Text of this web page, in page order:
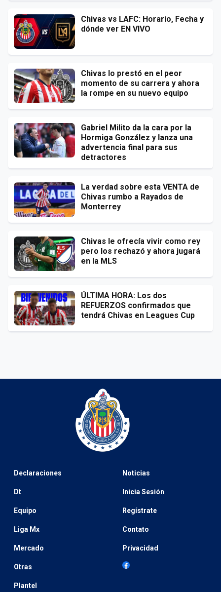
Chivas vs LAFC: Horario, Fecha y
dónde ver EN VIVO
Chivas lo prestó en el peor
momento de su carrera y ahora
la rompe en su nuevo equipo
Gabriel Milito da la cara por la
Hormiga González y lanza una
advertencia final para sus
detractores
La verdad sobre esta VENTA de
Chivas rumbo a Rayados de
Monterrey
Chivas le ofrecía vivir como rey
pero los rechazó y ahora jugará
en la MLS
ÚLTIMA HORA: Los dos
REFUERZOS confirmados que
tendrá Chivas en Leagues Cup
Declaraciones
Dt
Equipo
Liga Mx
Mercado
Otras
Plantel
Noticias
Inicia Sesión
Regístrate
Contato
Privacidad